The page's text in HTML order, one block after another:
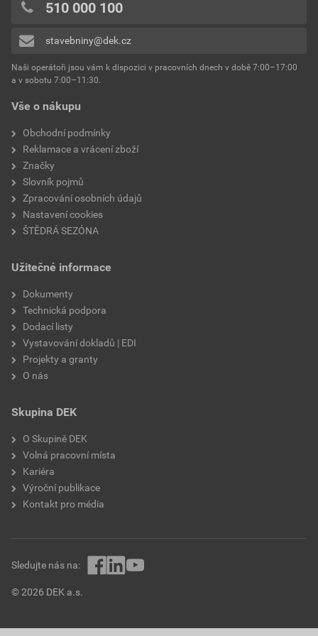
povrchová úprava
odstín
Přidávat hodnocení může pouze přihlášený uživatel.
Vše o nákupu
Obchodní podmínky
Reklamace a vrácení zboží
Značky
Slovník pojmů
Zpracování osobních údajů
Nastavení cookies
ŠTĚDRÁ SEZÓNA
Užitečné informace
Dokumenty
Technická podpora
Dodací listy
Vystavování dokladů | EDI
Projekty a granty
O nás
Skupina DEK
O Skupině DEK
Volná pracovní místa
Kariéra
Výroční publikace
Kontakt pro média
510 000 100
stavebniny@dek.cz
Naši operátoři jsou vám k dispozici v pracovních dnech v době 7:00–17:00
a v sobotu 7:00–11:30.
© 2026 DEK a.s.
Sledujte nás na: